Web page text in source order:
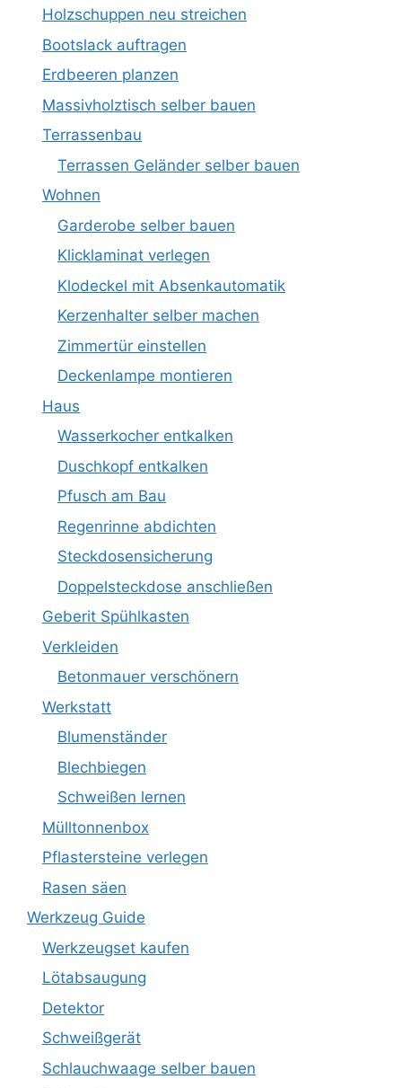
Holzschuppen neu streichen
Bootslack auftragen
Erdbeeren planzen
Massivholztisch selber bauen
Terrassenbau
Terrassen Geländer selber bauen
Wohnen
Garderobe selber bauen
Klicklaminat verlegen
Klodeckel mit Absenkautomatik
Kerzenhalter selber machen
Zimmertür einstellen
Deckenlampe montieren
Haus
Wasserkocher entkalken
Duschkopf entkalken
Pfusch am Bau
Regenrinne abdichten
Steckdosensicherung
Doppelsteckdose anschließen
Geberit Spühlkasten
Verkleiden
Betonmauer verschönern
Werkstatt
Blumenständer
Blechbiegen
Schweißen lernen
Mülltonnenbox
Pflastersteine verlegen
Rasen säen
Werkzeug Guide
Werkzeugset kaufen
Lötabsaugung
Detektor
Schweißgerät
Schlauchwaage selber bauen